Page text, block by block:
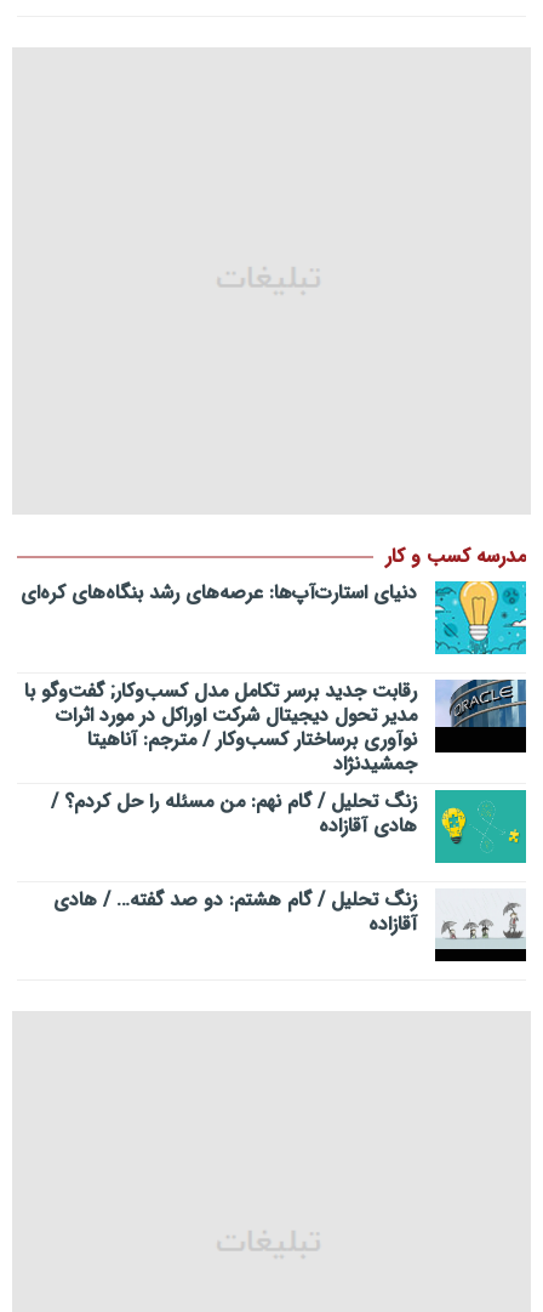
مدرسه کسب و کار
دنیای استارت‌آپ‌ها: عرصه‌های رشد بنگاه‌های کره‌ای‌
رقابت جدید برسر تکامل مدل کسب‌و‌کار; گفت‌وگو با
مدیر تحول دیجیتال شرکت اوراکل در مورد اثرات
نوآوری برساختار کسب‌وکار / مترجم: آناهیتا
جمشیدنژاد
زنگ تحلیل / گام نهم: من مسئله را حل کردم؟ /
هادی آقازاده
زنگ تحلیل / گام هشتم: دو صد گفته… / هادی
آقازاده